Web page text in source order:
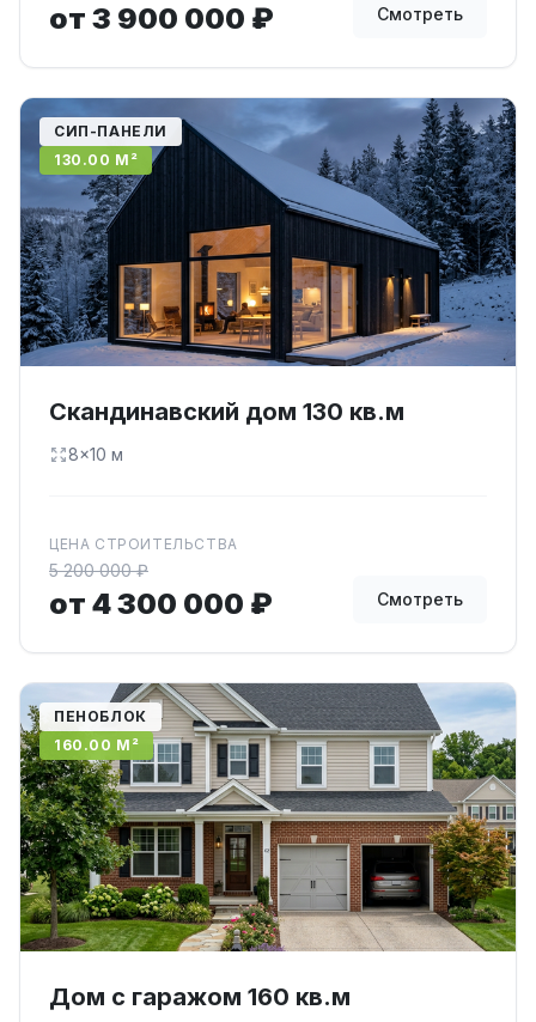
от 3 900 000 ₽ Смотреть
СИП-ПАНЕЛИ
130.00 М²
Скандинавский дом 130 кв.м
8×10 м
ЦЕНА СТРОИТЕЛЬСТВА
5 200 000 ₽
от 4 300 000 ₽ Смотреть
ПЕНОБЛОК
160.00 М²
Дом с гаражом 160 кв.м